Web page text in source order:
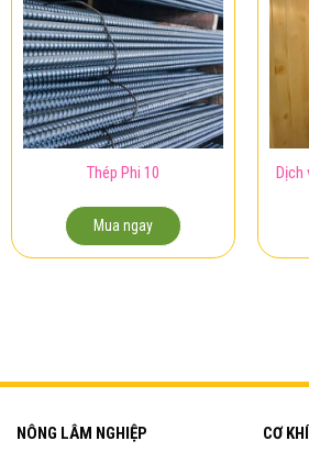
Thép Phi 10
Mua ngay
Dịch
NÔNG LÂM NGHIỆP CƠ KHÍ